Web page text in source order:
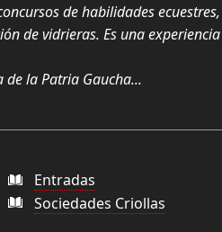
de habilidades
de vidrieras. Es una
de la Patria Gaucha...
Entradas
Sociedades Criollas